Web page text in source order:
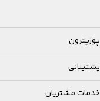
پوزیترون
پشتیبانی
خدمات مشتریان